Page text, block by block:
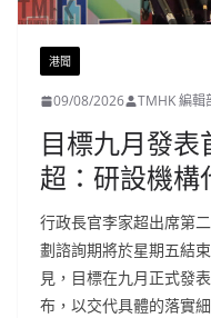
港聞
09/08/2026 TMHK 編輯
目標九月發
超：研設機構
行政長官李家超出席第
劃諮詢期將於星期五結
見，目標在九月正式發
布，以交代具體的落實細